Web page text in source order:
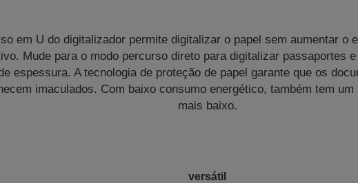
em U do digitalizador permite digitalizar o papel sem aumentar o
Mude para o modo percurso direto para digitalizar passaportes
espessura. A tecnologia de proteção de papel garante que os
imaculados. Com baixo consumo energético, também tem um
mais baixo.
versátil